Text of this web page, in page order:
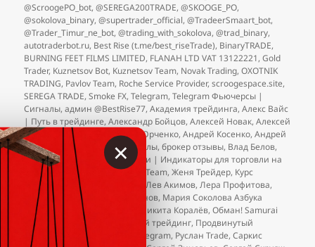
@ScroogePO_bot,@SEREGA200TRADE,@SKOOGE_PO,
@sokolova_binary,@supertrader_official,@TradeerSmaart_bot,
@Trader_Timur_ne_bot,@trading_with_sokolova,@trad_binary,
autotraderbot.ru, Best Rise (t.me/best_riseTrade), BinaryTRADE,
BURNING FEET FILMS LIMITED, FLANAH LTD VAT 13122221,Gold
Trader, Kuznetsov Bot, Kuznetsov Team, Novak Trading,OXOTNIK
TRADING, Pavlov Team, Roche Service Provider,scroogespace.site,
SEREGA TRADE,Smoke FX,Telegram,Telegram Фьючерсы |
Сигналы,админ @BestRise77,Академия трейдинга,Алекс Вайс
| Путь в трейдинге,Александр Бойцов,Алексей Новак,Алексей
Романов Сигналы
Альберт Юрченко,Андрей Косенко,Андрей
Профитов
бесплатные сигналы,брокер отзывы, Влад Белов,
Дмитрий Безуглов
,Дядя Рокки | Индикаторы для торговли на
Егор Павлов Женя Smart Team,Женя Трейдер, Курс
Инвестиций , Лев Акимов,Лера Профитова,
Лохотроны бинарных опционов, Мария Соколова Азбука
трейдинга
Мистер Банкир Никита Коралёв,Обман! Samurai
Cyclone Scorpion
Правильный трейдинг, Продвинутый
трейдер
развод развод в Telegram, Руслан Trade,Саркис
×